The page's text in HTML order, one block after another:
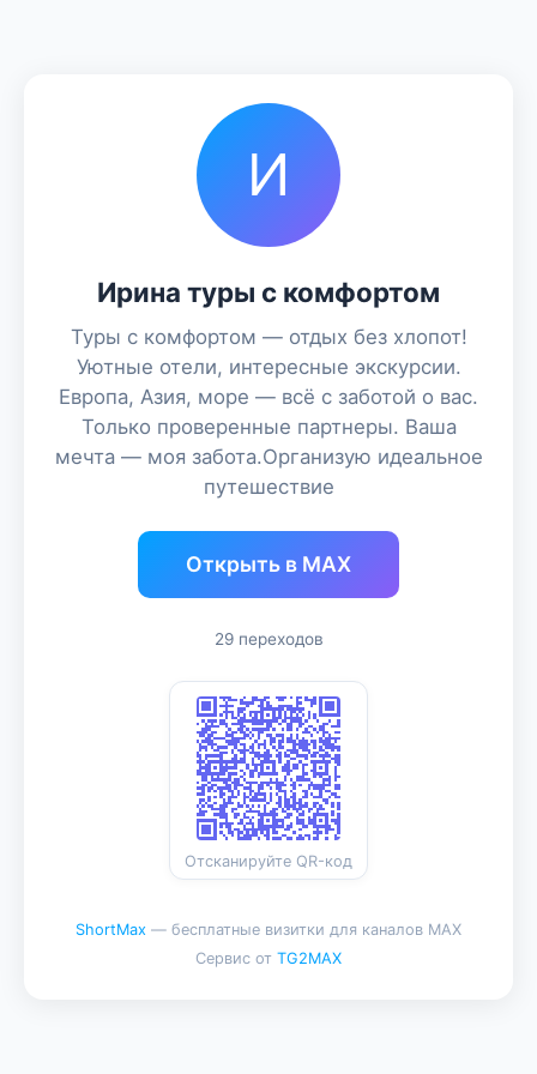
И
Ирина туры с комфортом
Туры с комфортом — отдых без хлопот!
Уютные отели, интересные экскурсии.
Европа, Азия, море — всё с заботой о вас.
Только проверенные партнеры. Ваша
мечта — моя забота.Организую идеальное
путешествие
Открыть в MAX
29 переходов
Отсканируйте QR-код
ShortMax — бесплатные визитки для каналов MAX
Сервис от TG2MAX